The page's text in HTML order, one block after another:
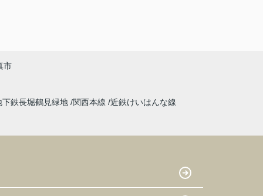
市
下鉄長堀鶴見緑地 関西本線 近鉄けいはんな線